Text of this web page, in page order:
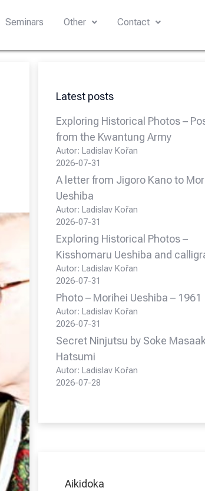
Seminars Other Contact
Latest posts
Exploring Historical Photos –
from the Kwantung Army
Autor: Ladislav Kořan
2026-07-31
A letter from Jigoro Kano to
Ueshiba
Autor: Ladislav Kořan
2026-07-31
Exploring Historical Photos –
Kisshomaru Ueshiba and
Autor: Ladislav Kořan
2026-07-31
Photo – Morihei Ueshiba – 1961
Autor: Ladislav Kořan
2026-07-31
Secret Ninjutsu by Soke
Hatsumi
Autor: Ladislav Kořan
2026-07-28
Aikidoka